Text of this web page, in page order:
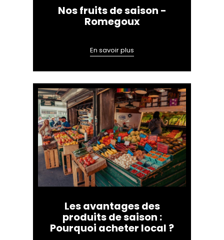
Nos fruits de saison -
Romegoux
En savoir plus
Les avantages des
produits de saison :
Pourquoi acheter local ?